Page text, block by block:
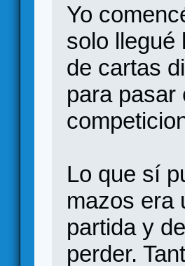
Yo
solo llegué
de cartas
para pasar
Lo que sí
mazos era
partida y
perder.